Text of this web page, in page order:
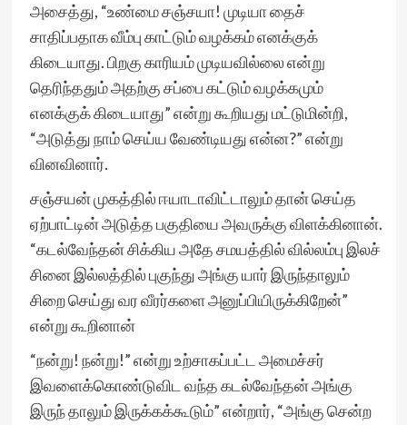
அசைத்து, “உண்மை சஞ்சயா! முடியா தைச்
சாதிப்பதாக வீம்பு காட்டும் வழக்கம் எனக்குக்
கிடையாது. பிறகு காரியம் முடியவில்லை என்று
தெரிந்ததும் அதற்கு சப்பை கட்டும் வழக்கமும்
எனக்குக் கிடையாது” என்று கூறியது மட்டுமின்றி,
“அடுத்து நாம் செய்ய வேண்டியது என்ன?” என்று
வினவினார்.
சஞ்சயன் முகத்தில் ஈயாடாவிட்டாலும் தான் செய்த
ஏற்பாட்டின் அடுத்த பகுதியை அவருக்கு விளக்கினான்.
“கடல்வேந்தன் சிக்கிய அதே சமயத்தில் வில்லம்பு இலச்
சினை இல்லத்தில் புகுந்து அங்கு யார் இருந்தாலும்
சிறை செய்து வர வீரர்களை அனுப்பியிருக்கிறேன்”
என்று கூறினான்
“நன்று! நன்று!” என்று உற்சாகப்பட்ட அமைச்சர்
இவளைக்கொண்டுவிட வந்த கடல்வேந்தன் அங்கு
இருந் தாலும் இருக்கக்கூடும்” என்றார், “அங்கு சென்ற